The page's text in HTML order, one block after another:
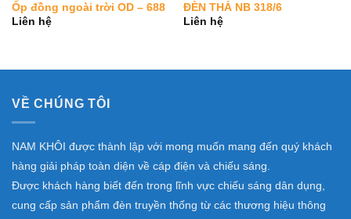
Ốp đồng ngoài trời OD – 688
Liên hệ
ĐÈN THẢ NB 318/6
Liên hệ
VỀ CHÚNG TÔI
NAM KHÔI được thành lập với mong muốn mang đến quý khách
hàng giải pháp toàn diện về cáp điện và chiếu sáng.
Được khách hàng biết đến trong lĩnh vực chiếu sáng dân dụng,
cung cấp sản phẩm đèn truyền thống từ các thương hiệu thông